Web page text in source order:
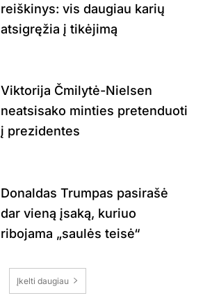
reiškinys: vis daugiau karių
atsigręžia į tikėjimą
Viktorija Čmilytė-Nielsen
neatsisako minties pretenduoti
į prezidentes
Donaldas Trumpas pasirašė
dar vieną įsaką, kuriuo
ribojama „saulės teisė“
Įkelti daugiau